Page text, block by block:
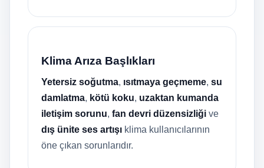
Klima Arıza Başlıkları
Yetersiz soğutma, ısıtmaya geçmeme, su
damlatma, kötü koku, uzaktan kumanda
iletişim sorunu, fan devri düzensizliği ve
dış ünite ses artışı klima kullanıcılarının
öne çıkan sorunlarıdır.